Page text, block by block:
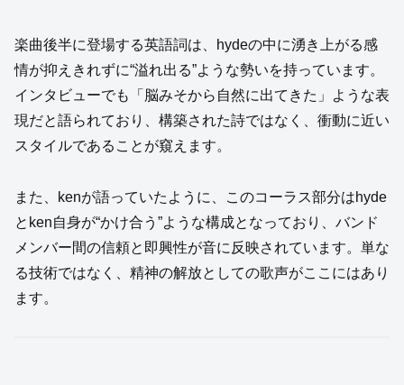
楽曲後半に登場する英語詞は、hydeの中に湧き上がる感
情が抑えきれずに“溢れ出る”ような勢いを持っています。
インタビューでも「脳みそから自然に出てきた」ような表
現だと語られており、構築された詩ではなく、衝動に近い
スタイルであることが窺えます。
また、kenが語っていたように、このコーラス部分はhyde
とken自身が“かけ合う”ような構成となっており、バンド
メンバー間の信頼と即興性が音に反映されています。単な
る技術ではなく、精神の解放としての歌声がここにはあり
ます。